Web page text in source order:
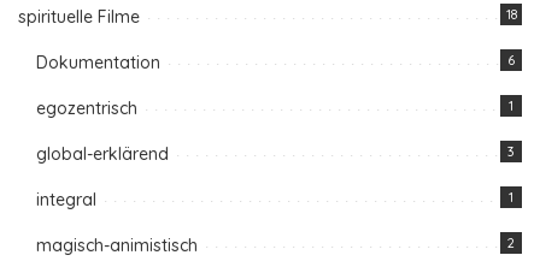
spirituelle Filme 18
Dokumentation 6
egozentrisch 1
global-erklärend 3
integral 1
magisch-animistisch 2